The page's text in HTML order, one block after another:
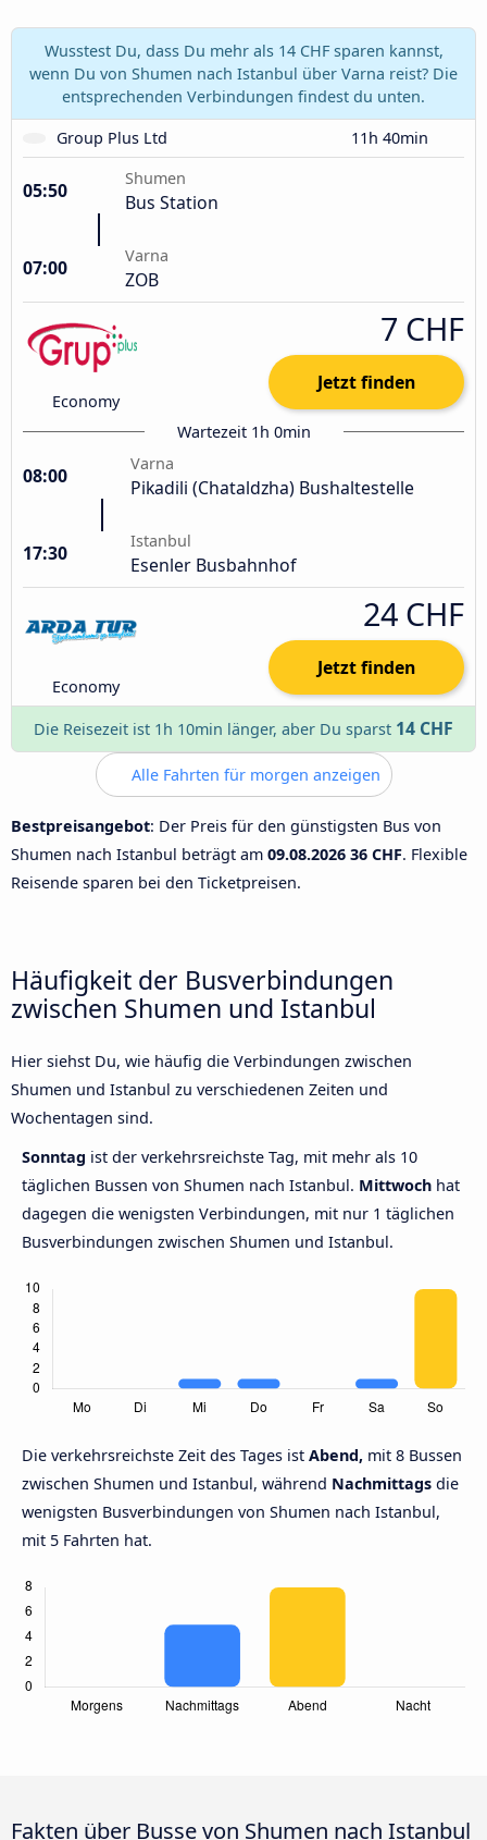
Wusstest Du, dass Du mehr als 14 CHF sparen kannst,
wenn Du von Shumen nach Istanbul über Varna reist? Die
entsprechenden Verbindungen findest du unten.
Group Plus Ltd
11h 40min
05:50
Shumen
Bus Station
07:00
Varna
ZOB
Economy
7 CHF
Jetzt finden
Wartezeit 1h 0min
08:00
Varna
Pikadili (Chataldzha) Bushaltestelle
17:30
Istanbul
Esenler Busbahnhof
Economy
24 CHF
Jetzt finden
Die Reisezeit ist 1h 10min länger, aber Du sparst 14 CHF
Alle Fahrten für morgen anzeigen
Bestpreisangebot: Der Preis für den günstigsten Bus von
Shumen nach Istanbul beträgt am 09.08.2026 36 CHF. Flexible
Reisende sparen bei den Ticketpreisen.
Häufigkeit der Busverbindungen
zwischen Shumen und Istanbul
Hier siehst Du, wie häufig die Verbindungen zwischen
Shumen und Istanbul zu verschiedenen Zeiten und
Wochentagen sind.
Sonntag ist der verkehrsreichste Tag, mit mehr als 10
täglichen Bussen von Shumen nach Istanbul. Mittwoch hat
dagegen die wenigsten Verbindungen, mit nur 1 täglichen
Busverbindungen zwischen Shumen und Istanbul.
Die verkehrsreichste Zeit des Tages ist Abend, mit 8 Bussen
zwischen Shumen und Istanbul, während Nachmittags die
wenigsten Busverbindungen von Shumen nach Istanbul,
mit 5 Fahrten hat.
Fakten über Busse von Shumen nach Istanbul